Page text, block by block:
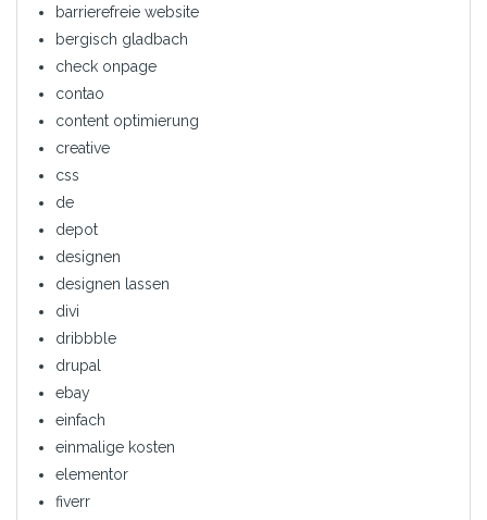
barrierefreie website
bergisch gladbach
check onpage
contao
content optimierung
creative
css
de
depot
designen
designen lassen
divi
dribbble
drupal
ebay
einfach
einmalige kosten
elementor
fiverr